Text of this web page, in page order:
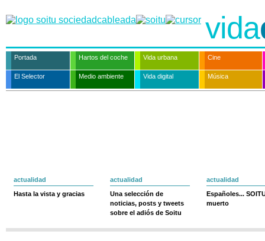
vida
Portada Hartos del coche Vida urbana Cine
El Selector Medio ambiente Vida digital Música
actualidad
Hasta la vista y gracias
actualidad
Una selección de
noticias, posts y tweets
sobre el adiós de Soitu
actualidad
Españoles...
muerto